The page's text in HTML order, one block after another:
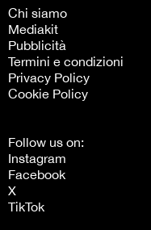
Chi siamo
Mediakit
Pubblicità
Termini e condizioni
Privacy Policy
Cookie Policy
Follow us on:
Instagram
Facebook
X
TikTok